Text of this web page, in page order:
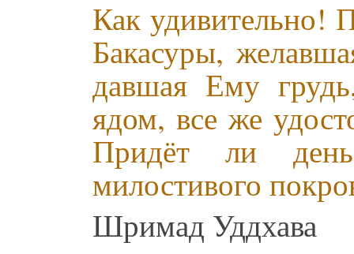
Как удивительно!
Бакасуры,
давшая Ему
ядом, все же
Придёт ли
милостивого
Шримад Уддхава